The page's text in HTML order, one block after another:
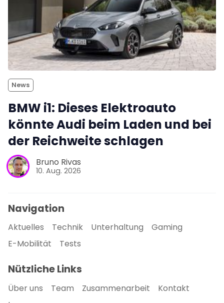
News
BMW i1: Dieses Elektroauto
könnte Audi beim Laden und bei
der Reichweite schlagen
Bruno Rivas
10. Aug. 2026
Navigation
Aktuelles Technik Unterhaltung
Gaming
E-Mobilität
Tests
Nützliche Links
Über uns Team Zusammenarbeit
Kontakt